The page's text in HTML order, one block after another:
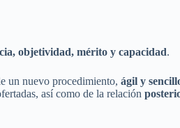
objetividad, mérito y capacidad.
un nuevo procedimiento, ágil y
así como de la relación